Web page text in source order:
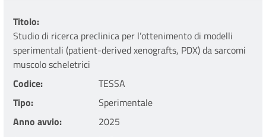
Titolo
Studio di ricerca preclinica per l’ottenimento di modelli
sperimentali (patient-derived xenografts, PDX) da sarcomi
muscolo scheletrici
Codice
TESSA
Tipo
Sperimentale
Anno avvio
2025